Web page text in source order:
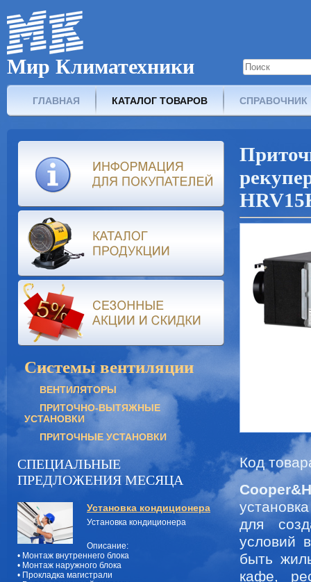
Мир Климатехники
ГЛАВНАЯ КАТАЛОГ ТОВАРОВ СПРАВОЧНИК
Системы вентиляции
ВЕНТИЛЯТОРЫ
ПРИТОЧНО-ВЫТЯЖНЫЕ
УСТАНОВКИ
ПРИТОЧНЫЕ УСТАНОВКИ
СПЕЦИАЛЬНЫЕ
ПРЕДЛОЖЕНИЯ МЕСЯЦА
Установка кондиционера
Установка кондиционера
Описание:
• Монтаж внутреннего блока
• Монтаж наружного блока
• Прокладка магистрали
Код
для
условий
быть
кафе,